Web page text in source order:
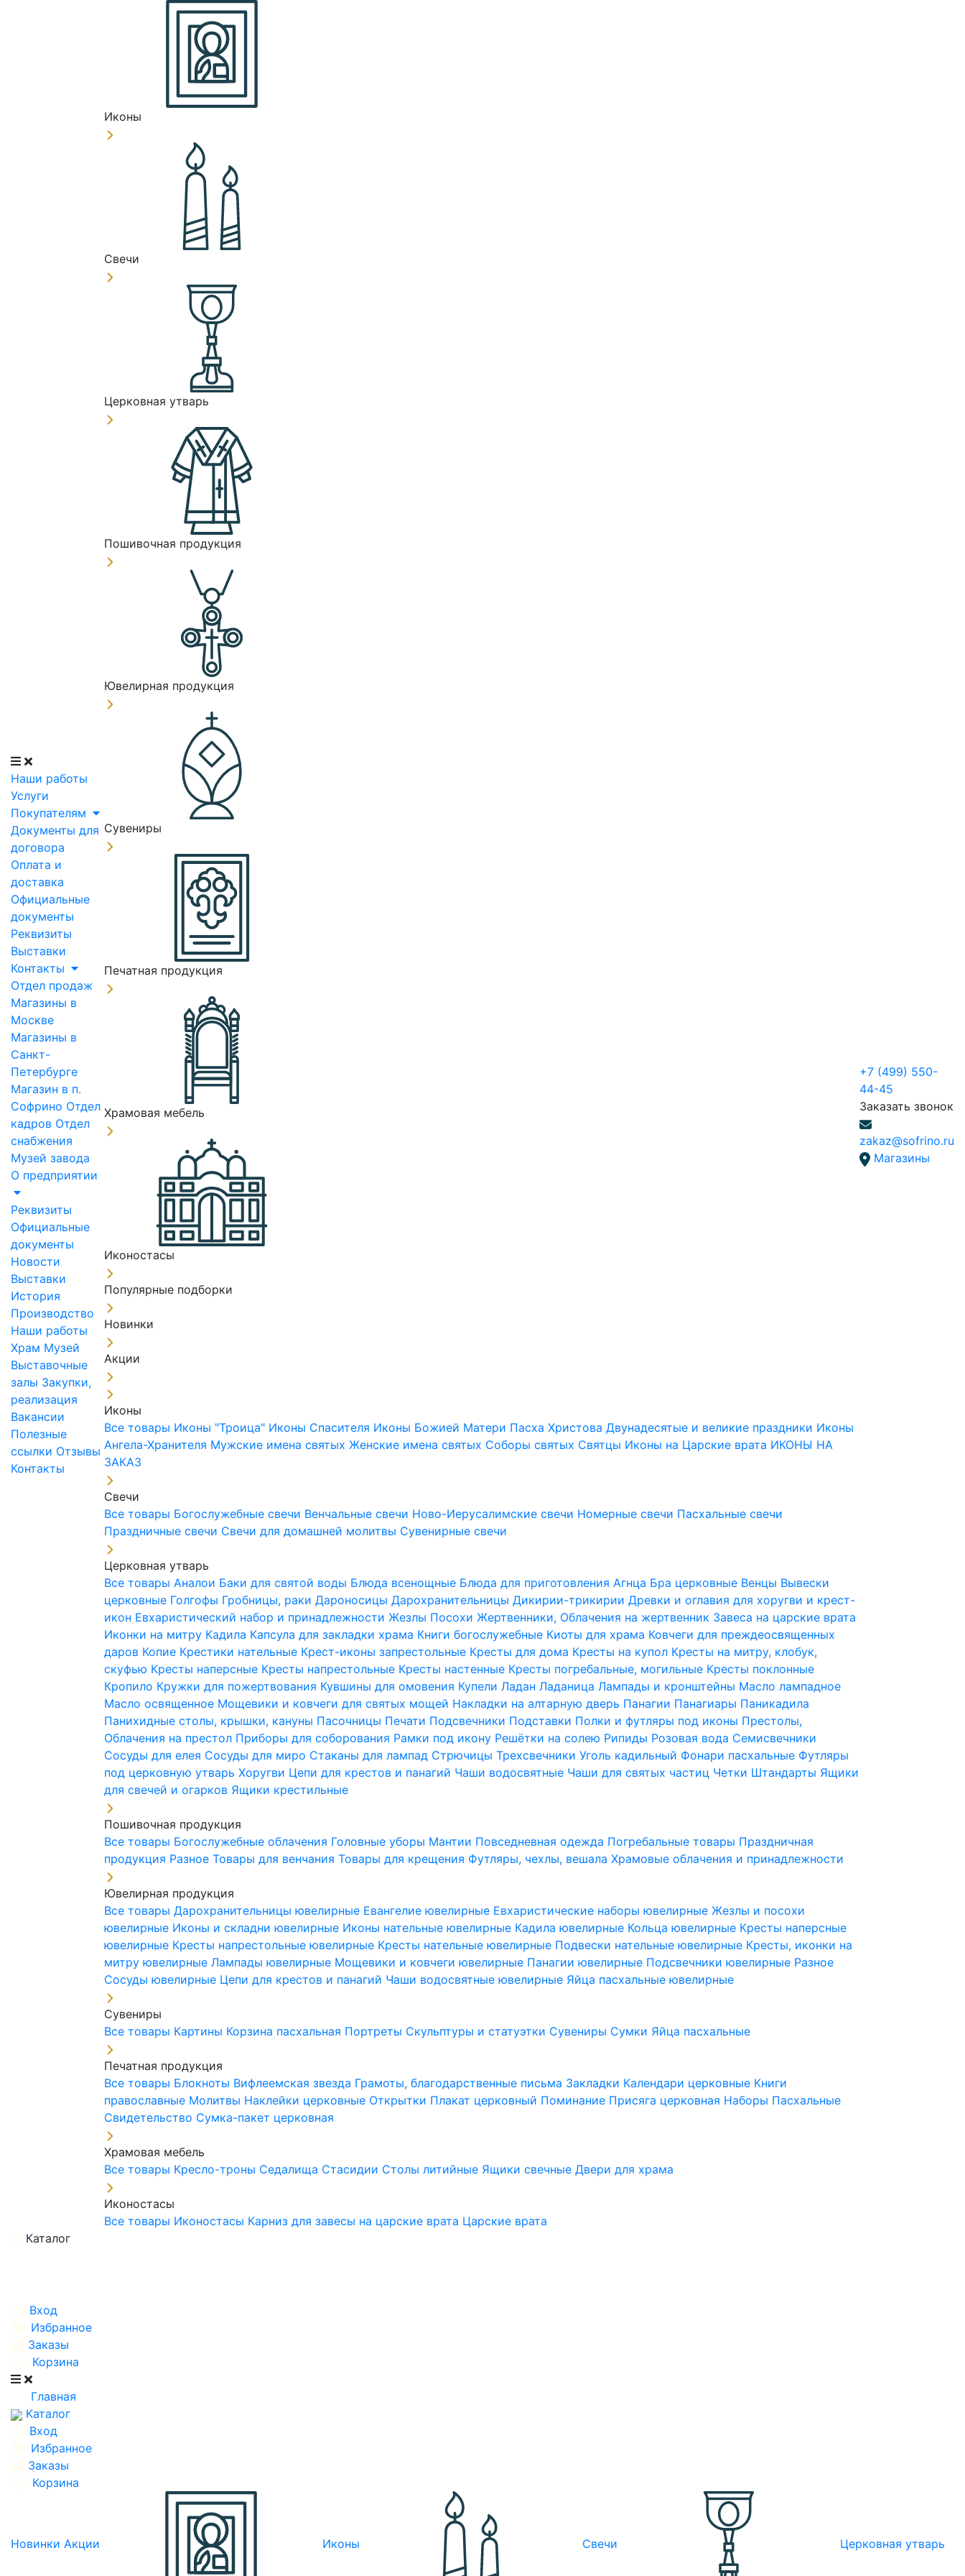
Наши работы
Услуги
Покупателям
Документы для
договора
Оплата и
доставка
Официальные
документы
Реквизиты
Выставки
Контакты
Отдел продаж
Магазины в
Москве
Магазины в
Санкт-
Петербурге
Магазин в п.
Софрино Отдел
кадров Отдел
снабжения
Музей завода
О предприятии
Реквизиты
Официальные
документы
Новости
Выставки
История
Производство
Наши работы
Храм Музей
Выставочные
залы Закупки,
реализация
Вакансии
Полезные
ссылки Отзывы
Контакты
Иконы
Свечи
Церковная утварь
Пошивочная продукция
Ювелирная продукция
Сувениры
Печатная продукция
Храмовая мебель
Иконостасы
Популярные подборки
Новинки
Акции
Иконы
Все товары Иконы "Троица" Иконы Спасителя Иконы Божией Матери Пасха ХристоваДвунадесятые и великие праздники Иконы
Ангела-Хранителя Мужские имена святыхЖенские имена святых Соборы святых Святцы Иконы на Царские врата ИКОНЫ НА
ЗАКАЗ
Свечи
Все товары Богослужебные свечи Венчальные свечи Ново-Иерусалимские свечи Номерные свечи Пасхальные свечи
Праздничные свечи Свечи для домашней молитвы Сувенирные свечи
Церковная утварь
Все товарыАналои Баки для святой воды Блюда всенощные Блюда для приготовления Агнца Бра церковные Венцы Вывески
церковные Голгофы Гробницы, ракиДароносицыДарохранительницыДикирии-трикирииДревки и оглавия для хоругви и крест-
икон Евхаристический набор и принадлежностиЖезлы ПосохиЖертвенники, Облачения на жертвенник Завеса на царские врата
Иконки на митру Кадила Капсула для закладки храма Книги богослужебные Киоты для храма Ковчеги для преждеосвященных
даров Копие Крестики нательные Крест-иконы запрестольные Кресты для дома Кресты на купол Кресты на митру, клобук,
скуфью Кресты наперсные Кресты напрестольные Кресты настенные Кресты погребальные, могильные Кресты поклонные
Кропило Кружки для пожертвования Кувшины для омовения КупелиЛаданЛаданицаЛампады и кронштейны Масло лампадное
Масло освященное Мощевики и ковчеги для святых мощей Накладки на алтарную дверь Панагии Панагиары Паникадила
Панихидные столы, крышки, кануны Пасочницы Печати Подсвечники Подставки Полки и футляры под иконы Престолы,
Облачения на престол Приборы для соборования Рамки под икону Решётки на солею Рипиды Розовая вода Семисвечники
Сосуды для елея Сосуды для миро Стаканы для лампад СтрючицыТрехсвечникиУголь кадильный Фонари пасхальные Футляры
под церковную утварьХоругви Цепи для крестов и панагий Чаши водосвятные Чаши для святых частиц Четки Штандарты Ящики
для свечей и огарков Ящики крестильные
Пошивочная продукция
Все товары Богослужебные облачения Головные уборы Мантии Повседневная одежда Погребальные товары Праздничная
продукция РазноеТовары для венчанияТовары для крещения Футляры, чехлы, вешалаХрамовые облачения и принадлежности
Ювелирная продукция
Все товарыДарохранительницы ювелирные Евангелие ювелирные Евхаристические наборы ювелирныеЖезлы и посохи
ювелирные Иконы и складни ювелирные Иконы нательные ювелирные Кадила ювелирные Кольца ювелирные Кресты наперсные
ювелирные Кресты напрестольные ювелирные Кресты нательные ювелирные Подвески нательные ювелирные Кресты, иконки на
митру ювелирныеЛампады ювелирные Мощевики и ковчеги ювелирные Панагии ювелирные Подсвечники ювелирные Разное
Сосуды ювелирные Цепи для крестов и панагий Чаши водосвятные ювелирные Яйца пасхальные ювелирные
Сувениры
Все товары Картины Корзина пасхальная Портреты Скульптуры и статуэтки Сувениры Сумки Яйца пасхальные
Печатная продукция
Все товары Блокноты Вифлеемская звезда Грамоты, благодарственные письма Закладки Календари церковные Книги
православные Молитвы Наклейки церковные Открытки Плакат церковный Поминание Присяга церковная Наборы Пасхальные
Свидетельство Сумка-пакет церковная
Храмовая мебель
Все товары Кресло-троны Седалища Стасидии Столы литийные Ящики свечныеДвери для храма
Иконостасы
Все товары Иконостасы Карниз для завесы на царские врата Царские врата
+7 (499) 550-
44-45
Заказать звонок
zakaz@sofrino.ru
Магазины
Каталог
Вход
Избранное
Заказы
Корзина
Главная
Каталог
Вход
Избранное
Заказы
Корзина
Новинки Акции Иконы Свечи Церковная утварь